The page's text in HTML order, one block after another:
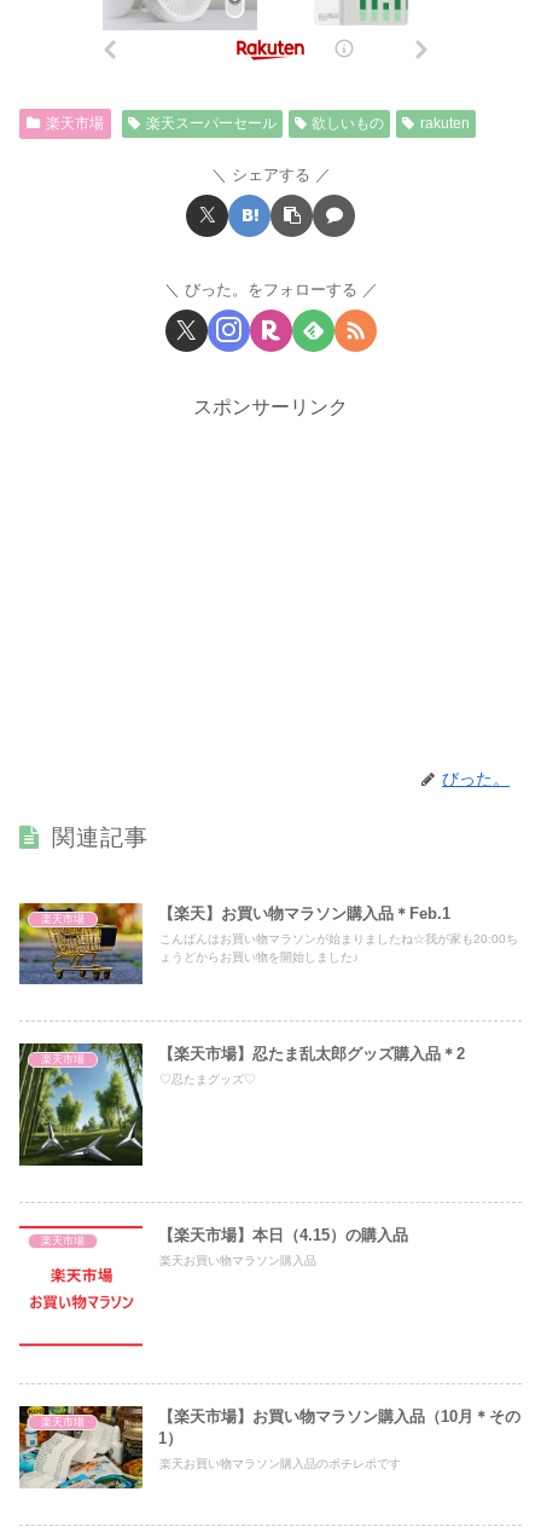
楽天市場 楽天スーパーセール 欲しいもの rakuten
シェアする
びった。をフォローする
スポンサーリンク
びった。
関連記事
楽天市場 【楽天】お買い物マラソン購入品＊Feb.1
こんばんはお買い物マラソンが始まりましたね☆我が家も20:00ち
ょうどからお買い物を開始しました♪
楽天市場 【楽天市場】忍たま乱太郎グッズ購入品＊2
♡忍たまグッズ♡
楽天市場 【楽天市場】本日（4.15）の購入品
楽天お買い物マラソン購入品
楽天市場
【楽天市場】お買い物マラソン購入品（10月＊その
1）
楽天お買い物マラソン購入品のポチレポです